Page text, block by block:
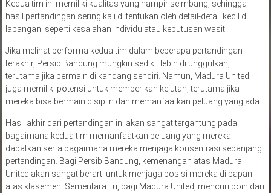
Kedua tim ini memiliki kualitas yang hampir seimbang, sehingga
hasil pertandingan sering kali di tentukan oleh detail-detail kecil di
lapangan, seperti kesalahan individu atau keputusan wasit.
Jika melihat performa kedua tim dalam beberapa pertandingan
terakhir, Persib Bandung mungkin sedikit lebih di unggulkan,
terutama jika bermain di kandang sendiri. Namun, Madura United
juga memiliki potensi untuk memberikan kejutan, terutama jika
mereka bisa bermain disiplin dan memanfaatkan peluang yang ada.
Hasil akhir dari pertandingan ini akan sangat tergantung pada
bagaimana kedua tim memanfaatkan peluang yang mereka
dapatkan serta bagaimana mereka menjaga konsentrasi sepanjang
pertandingan. Bagi Persib Bandung, kemenangan atas Madura
United akan sangat berarti untuk menjaga posisi mereka di papan
atas klasemen. Sementara itu, bagi Madura United, mencuri poin dari